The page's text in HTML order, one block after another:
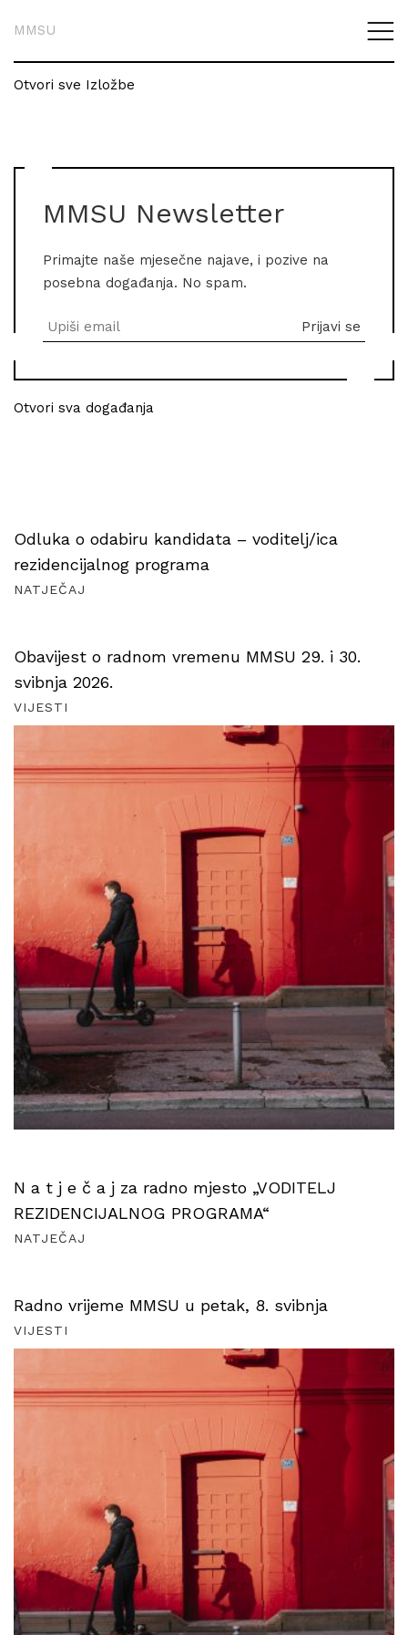
MMSU
Otvori sve Izložbe
MMSU Newsletter
Primajte naše mjesečne najave, i pozive na
posebna događanja. No spam.
Otvori sva događanja
Odluka o odabiru kandidata – voditelj/ica
rezidencijalnog programa
NATJEČAJ
Obavijest o radnom vremenu MMSU 29. i 30.
svibnja 2026.
VIJESTI
N a t j e č a j za radno mjesto „VODITELJ
REZIDENCIJALNOG PROGRAMA“
NATJEČAJ
Radno vrijeme MMSU u petak, 8. svibnja
VIJESTI